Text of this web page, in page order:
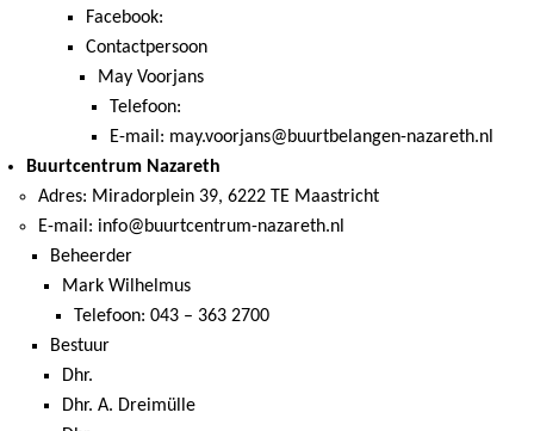
Facebook:
Contactpersoon
May Voorjans
Telefoon:
E-mail: may.voorjans@buurtbelangen-nazareth.nl
Buurtcentrum Nazareth
Adres: Miradorplein 39, 6222 TE Maastricht
E-mail: info@buurtcentrum-nazareth.nl
Beheerder
Mark Wilhelmus
Telefoon: 043 – 363 2700
Bestuur
Dhr.
Dhr. A. Dreimülle